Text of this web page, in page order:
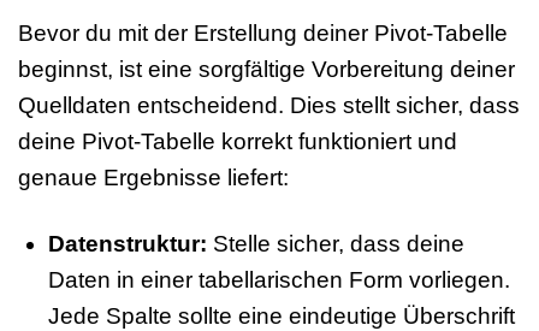
Bevor du mit der Erstellung deiner Pivot-Tabelle
beginnst, ist eine sorgfältige Vorbereitung deiner
Quelldaten entscheidend. Dies stellt sicher, dass
deine Pivot-Tabelle korrekt funktioniert und
genaue Ergebnisse liefert:
Datenstruktur: Stelle sicher, dass deine
Daten in einer tabellarischen Form vorliegen.
Jede Spalte sollte eine eindeutige Überschrift